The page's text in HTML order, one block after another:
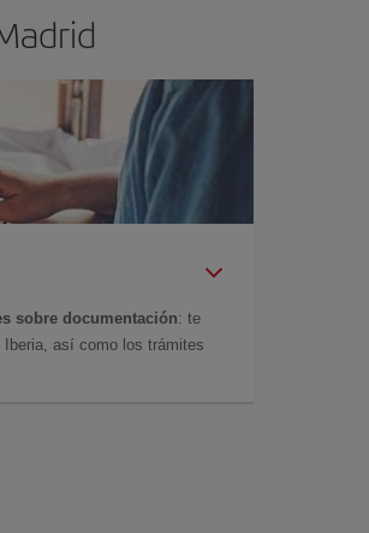
sobre documentación: te
así como los trámites